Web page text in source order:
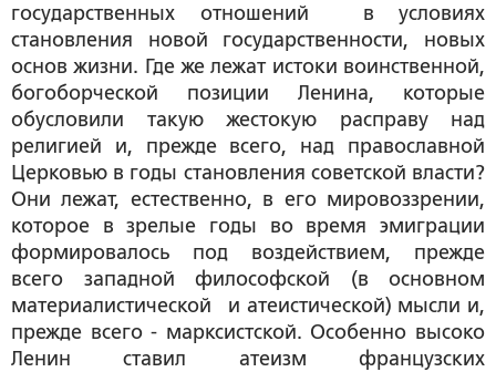
государственных отношений в условиях
становления новой государственности, новых
основ жизни. Где же лежат истоки воинственной,
богоборческой позиции Ленина, которые
обусловили такую жестокую расправу над
религией и, прежде всего, над православной
Церковью в годы становления советской власти?
Они лежат, естественно, в его мировоззрении,
которое в зрелые годы во время эмиграции
формировалось под воздействием, прежде
всего западной философской (в основном
материалистической и атеистической) мысли и,
прежде всего - марксистской. Особенно высоко
Ленин ставил атеизм французских